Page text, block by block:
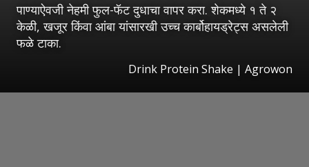
पाण्याऐवजी नेहमी फुल-फॅट दुधाचा वापर करा. शेकमध्ये १ ते २
केळी, खजूर किंवा आंबा यांसारखी उच्च कार्बोहायड्रेट्स असलेली
फळे टाका.
Drink Protein Shake | Agrowon